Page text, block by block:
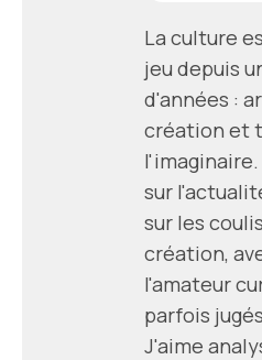
La culture
jeu depuis
d'années :
création et
sur
sur les
création,
l'amateur
parfois
J'aime